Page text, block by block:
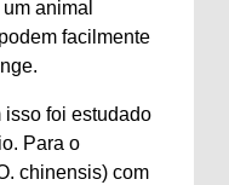
animal
facilmente
isso foi estudado
Para o
chinensis) com